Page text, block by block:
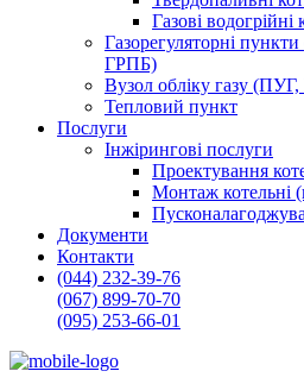
Газові
Газорегуляторні
ГРПБ)
Вузол обліку газу
Тепловий пункт
Послуги
Інжірингові послуги
Проектування
Монтаж котельні
Документи
Контакти
(044) 232-39-76
(067) 899-70-70
(095) 253-66-01